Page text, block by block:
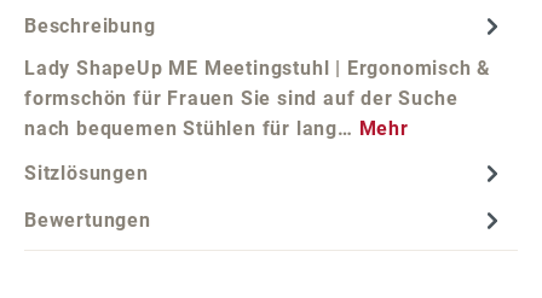
Beschreibung
Lady ShapeUp ME Meetingstuhl | Ergonomisch &
formschön für Frauen Sie sind auf der Suche
nach bequemen Stühlen für lang… Mehr
Sitzlösungen
Bewertungen